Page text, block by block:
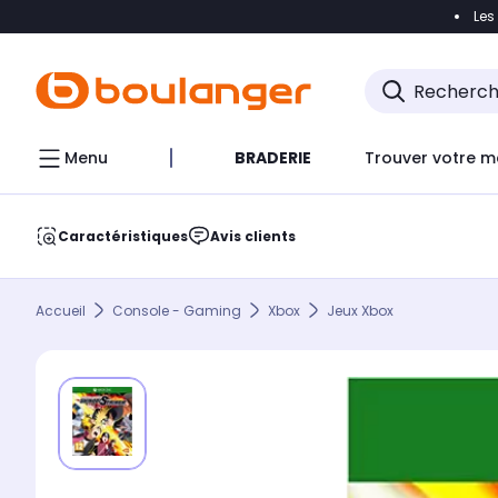
Accéder
Menu BRADERIE Trouver votre
Caractéristiques Avis clients
Accueil Console - Gaming Xbox Jeux Xbox